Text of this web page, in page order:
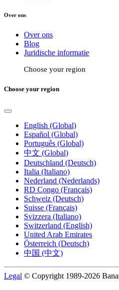
Over ons
Over ons
Blog
Juridische informatie
Choose your region
Choose your region
English (Global)
Español (Global)
Português (Global)
中文 (Global)
Deutschland (Deutsch)
Italia (Italiano)
Nederland (Nederlands)
RD Congo (Français)
Schweiz (Deutsch)
Suisse (Français)
Svizzera (Italiano)
Switzerland (English)
United Arab Emirates
Österreich (Deutsch)
中国 (中文)
Legal © Copyright 1989-2026